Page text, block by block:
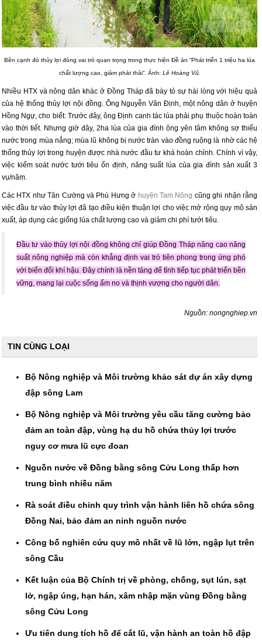
Bên cạnh đó thủy lợi đóng vai trò quan trọng trong thực hiện Đề án “Phát triển 1 triệu ha lúa
chất lượng cao, giảm phát thải”. Ảnh: Lê Hoàng Vũ.
Nhiều HTX và nông dân khác ở Đồng Tháp đã bày tỏ sự hài lòng với hiệu quả
của hệ thống thủy lợi nội đồng. Ông Nguyễn Văn Định, một nông dân ở huyện
Hồng Ngự, cho biết: Trước đây, ông Định canh tác lúa phải phụ thuộc hoàn toàn
vào thời tiết. Nhưng giờ đây, 2ha lúa của gia đình ông yên tâm không sợ thiếu
nước trong mùa nắng; mùa lũ không bị nước tràn vào đồng ruộng là nhờ các hệ
thống thủy lợi trong huyện được nhà nước đầu tư khá hoàn chỉnh. Chính vì vậy,
việc kiểm soát nước tưới tiêu ổn định, năng suất lúa của gia đình sản xuất 3
vụ/năm.
Các HTX như Tân Cường và Phú Hưng ở huyện Tam Nông cũng ghi nhận rằng
việc đầu tư vào thủy lợi đã tạo điều kiện thuận lợi cho việc mở rộng quy mô sản
xuất, áp dụng các giống lúa chất lượng cao và giảm chi phí tưới tiêu.
Đầu tư vào thủy lợi nội đồng không chỉ giúp Đồng Tháp nâng cao năng
suất nông nghiệp mà còn khẳng định vai trò tiên phong trong ứng phó
với biến đổi khí hậu. Đây chính là nền tảng để tỉnh tiếp tục phát triển bền
vững, mang lại cuộc sống ấm no và thịnh vượng cho người dân.
Nguồn: nongnghiep.vn
TIN CÙNG LOẠI
Bộ Nông nghiệp và Môi trường khảo sát dự án xây dựng
đập sông Lam
Bộ Nông nghiệp và Môi trường yêu cầu tăng cường bảo
đảm an toàn đập, vùng hạ du hồ chứa thủy lợi trước
nguy cơ mưa lũ cực đoan
Nguồn nước về Đồng bằng sông Cửu Long thấp hơn
trung bình nhiều năm
Rà soát điều chỉnh quy trình vận hành liên hồ chứa sông
Đồng Nai, bảo đảm an ninh nguồn nước
Công bố nghiên cứu quy mô nhất về lũ lớn, ngập lụt trên
sông Cầu
Kết luận của Bộ Chính trị về phòng, chống, sụt lún, sạt
lở, ngập úng, hạn hán, xâm nhập mặn vùng Đồng bằng
sông Cửu Long
Ưu tiên dung tích hồ để cắt lũ, vận hành an toàn hồ đập